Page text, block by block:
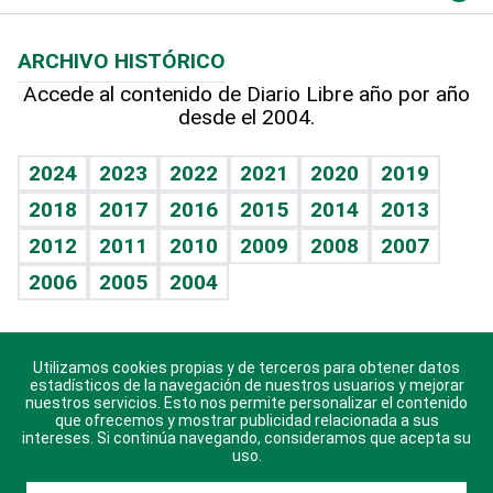
Hablando con el pediatra
Vida y familia
Eñe
Celebrando la vida
Sin complejos
En pocas palabras
Escuchando al corazón
Economía Personal
BRV
TBT Deportivo
Columnistas
Más firmas
Hecho en casa
Guía del dinero
Cumpleaños
Horóscopos
Juegos
ARCHIVO HISTÓRICO
Accede al contenido de Diario Libre año por año
desde el 2004.
2024 2023 2022 2021 2020
2019
2018
2017 2016 2015 2014
2013
2012
2011 2010 2009 2008
2007
2006
2005 2004
Descarga nuestras aplicaciones para Android, iOS y
sistema Huawei.
Utilizamos cookies propias y de terceros para obtener datos
estadísticos de la navegación de nuestros usuarios y mejorar
nuestros servicios. Esto nos permite personalizar el contenido
que ofrecemos y mostrar publicidad relacionada a sus
intereses. Si continúa navegando, consideramos que acepta su
uso.